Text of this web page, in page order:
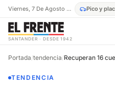
Viernes, 7 De Agosto De 2026 Pico y
SANTANDER · DESDE 1942
Portada/tendencia/
TENDENCIA